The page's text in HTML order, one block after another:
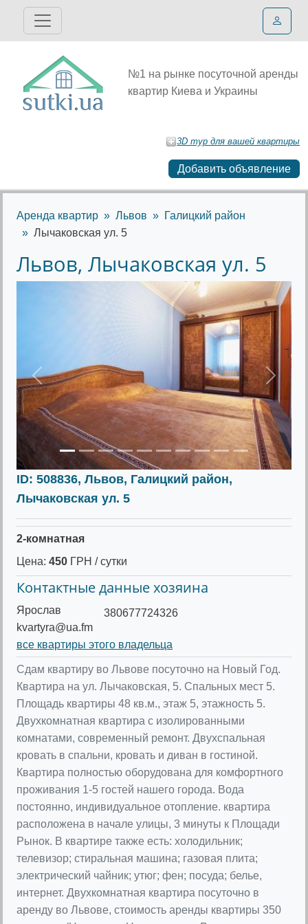
№1 на рынке посуточной аренды
квартир Киева и Украины
3D тур для вашей квартиры
Добавить объявление
Аренда квартир Львов
Галицкий район
Лычаковская ул. 5
Львов, Лычаковская ул. 5
Предыдущее
ID: 508836, Львов, Галицкий район,
Лычаковская ул. 5
2-комнатная
Цена: 450 ГРН / сутки
Контактные данные хозяина
Ярослав
kvartyra@ua.fm
380677724326
все квартиры этого владельца
Сдам квартиру во Львове посуточно на Новый Год.
Квартира на ул. Лычаковская, 5. Спальных мест 5.
Площадь квартиры 48 кв.м., этаж 5, этажность 5.
Двухкомнатная квартира с изолированными
комнатами, современный ремонт. Двухспальная
кровать в спальни, кровать и диван в гостиной.
Квартира полностью оборудована для комфортного
проживания 1-5 гостей нашего города. Вода
постоянно, индивидуальное отопление. квартира
расположена в начале улицы, 3 минуты к Площади
Рынок. В квартире также есть: холодильник;
телевизор; стиральная машина; газовая плита;
электрический чайник; утюг; фен; посуда; белье,
интернет. Двухкомнатная квартира посуточно в
аренду во Львове, стоимость аренды квартиры 350